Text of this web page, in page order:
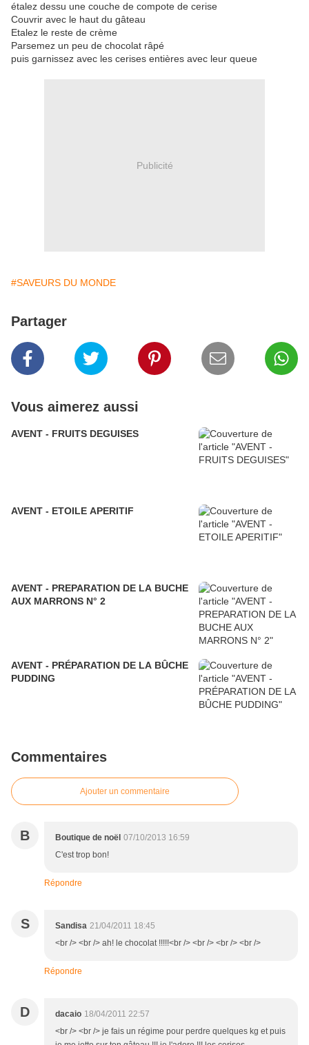
étalez dessu une couche de compote de cerise
Couvrir avec le haut du gâteau
Etalez le reste de crème
Parsemez un peu de chocolat râpé
puis garnissez avec les cerises entières avec leur queue
Publicité
#SAVEURS DU MONDE
Partager
Vous aimerez aussi
AVENT - FRUITS DEGUISES
AVENT - ETOILE APERITIF
AVENT - PREPARATION DE LA BUCHE
AUX MARRONS N° 2
AVENT - PRÉPARATION DE LA BÛCHE
PUDDING
Commentaires
Ajouter un commentaire
B Boutique de noël 07/10/2013 16:59
C'est trop bon!
Répondre
S Sandisa 21/04/2011 18:45
<br /> <br /> ah! le chocolat !!!!!<br /> <br /> <br /> <br />
Répondre
D dacaio 18/04/2011 22:57
<br /> <br /> je fais un régime pour perdre quelques kg et puis